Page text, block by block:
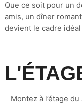
Que ce soit pour un
amis, un dîner
devient le cadre
Montez à l’étage